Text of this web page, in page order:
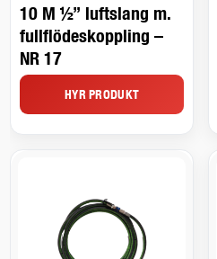
10 M ½” luftslang m.
fullflödeskoppling –
NR 17
HYR PRODUKT